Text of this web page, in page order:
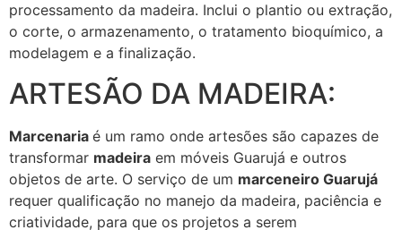
processamento da madeira. Inclui o plantio ou extração,
o corte, o armazenamento, o tratamento bioquímico, a
modelagem e a finalização.
ARTESÃO DA MADEIRA:
Marcenaria é um ramo onde artesões são capazes de
transformar madeira em móveis Guarujá e outros
objetos de arte. O serviço de um marceneiro Guarujá
requer qualificação no manejo da madeira, paciência e
criatividade, para que os projetos a serem